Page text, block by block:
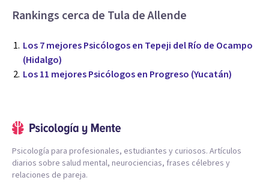
Rankings cerca de Tula de Allende
Los 7 mejores Psicólogos en Tepeji del Río de Ocampo
(Hidalgo)
Los 11 mejores Psicólogos en Progreso (Yucatán)
Psicología para profesionales, estudiantes y curiosos. Artículos
diarios sobre salud mental, neurociencias, frases célebres y
relaciones de pareja.